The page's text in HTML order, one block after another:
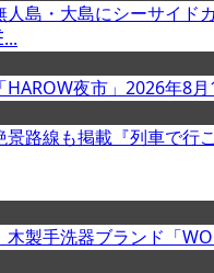
人島・大島にシーサイド
HAROW夜市」2026年8月
景路線も掲載『列車で行
木製手洗器ブランド「